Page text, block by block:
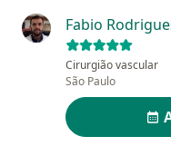
Fabio
Cirurgião vascular
São Paulo